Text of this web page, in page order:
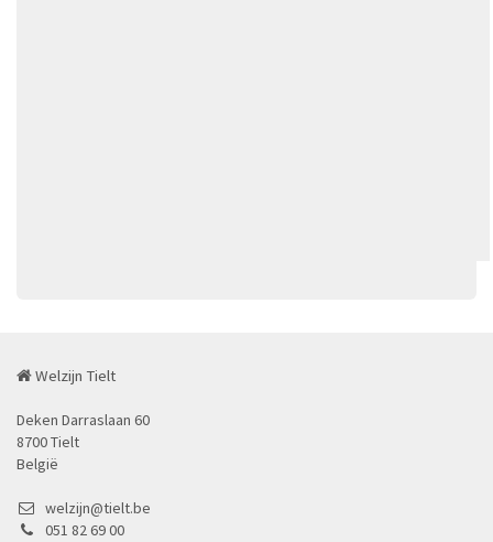
Welzijn Tielt
Deken Darraslaan 60
8700 Tielt
België
welzijn@tielt.be
051 82 69 00